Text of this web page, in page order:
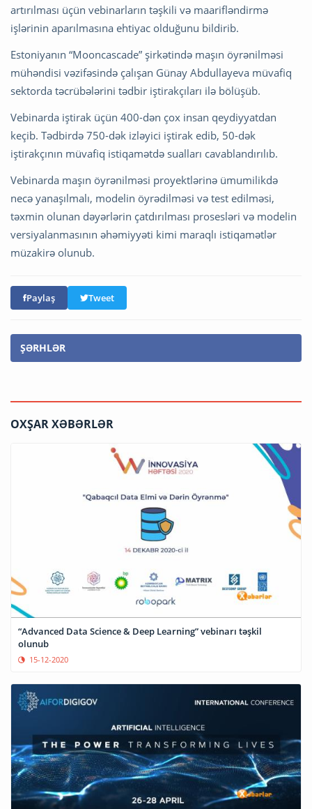
artırılması üçün vebinarların təşkili və maarifləndirmə
işlərinin aparılmasına ehtiyac olduğunu bildirib.
Estoniyanın “Mooncascade” şirkətində maşın öyrənilməsi
mühəndisi vəzifəsində çalışan Günay Abdullayeva müvafiq
sektorda təcrübələrini tədbir iştirakçıları ilə bölüşüb.
Vebinarda iştirak üçün 400-dən çox insan qeydiyyatdan
keçib. Tədbirdə 750-dək izləyici iştirak edib, 50-dək
iştirakçının müvafiq istiqamətdə sualları cavablandırılıb.
Vebinarda maşın öyrənilməsi proyektlərinə ümumilikdə
necə yanaşılmalı, modelin öyrədilməsi və test edilməsi,
təxmin olunan dəyərlərin çatdırılması prosesləri və modelin
versiyalanmasının əhəmiyyəti kimi maraqlı istiqamətlər
müzakirə olunub.
Paylaş Tweet
ŞƏRHLƏR
OXŞAR XƏBƏRLƏR
“Advanced Data Science & Deep Learning” vebinarı təşkil
olunub
15-12-2020